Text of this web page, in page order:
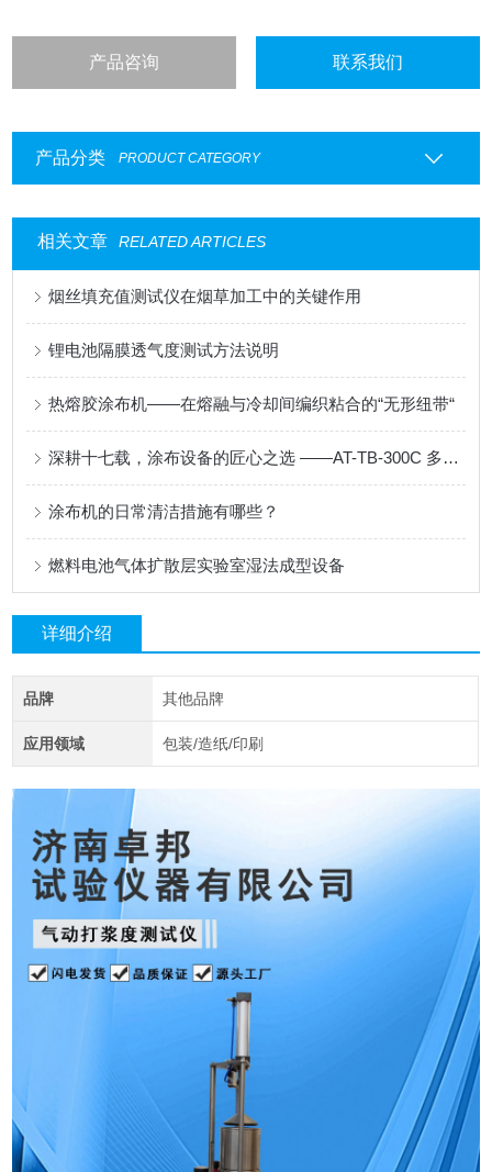
产品咨询 联系我们
产品分类 PRODUCT CATEGORY
相关文章 RELATED ARTICLES
烟丝填充值测试仪在烟草加工中的关键作用
锂电池隔膜透气度测试方法说明
热熔胶涂布机——在熔融与冷却间编织粘合的“无形纽带“
深耕十七载，涂布设备的匠心之选 ——AT-TB-300C 多功能涂布试验机
涂布机的日常清洁措施有哪些？
燃料电池气体扩散层实验室湿法成型设备
详细介绍
品牌 其他品牌
应用领域 包装/造纸/印刷